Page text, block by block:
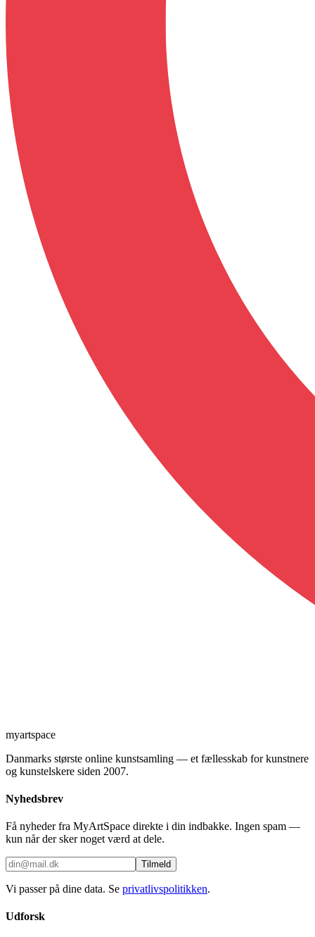
myartspace
Danmarks største online kunstsamling — et fællesskab for kunstnere
og kunstelskere siden 2007.
Nyhedsbrev
Få nyheder fra MyArtSpace direkte i din indbakke. Ingen spam —
kun når der sker noget værd at dele.
Tilmeld
Vi passer på dine data. Se privatlivspolitikken.
Udforsk